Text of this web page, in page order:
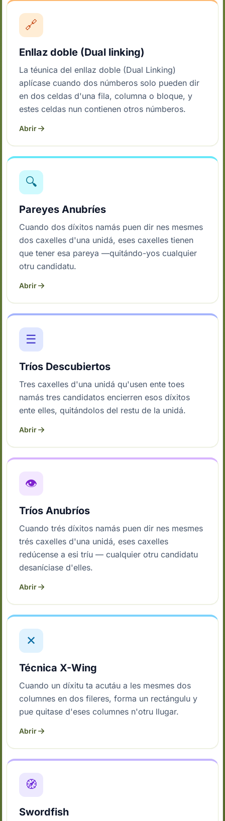
🔗
Enllaz doble (Dual linking)
La téunica del enllaz doble (Dual Linking)
aplícase cuando dos númberos solo pueden dir
en dos celdas d'una fila, columna o bloque, y
estes celdas nun contienen otros númberos.
Abrir
🔍
Pareyes Anubríes
Cuando dos díxitos namás puen dir nes mesmes
dos caxelles d'una unidá, eses caxelles tienen
que tener esa pareya —quitándo-yos cualquier
otru candidatu.
Abrir
☰
Tríos Descubiertos
Tres caxelles d'una unidá qu'usen ente toes
namás tres candidatos encierren esos díxitos
ente elles, quitándolos del restu de la unidá.
Abrir
👁
Tríos Anubríos
Cuando trés díxitos namás puen dir nes mesmes
trés caxelles d'una unidá, eses caxelles
redúcense a esi tríu — cualquier otru candidatu
desaníciase d'elles.
Abrir
✕
Técnica X-Wing
Cuando un díxitu ta acutáu a les mesmes dos
columnes en dos fileres, forma un rectángulu y
pue quitase d'eses columnes n'otru llugar.
Abrir
🧭
Swordfish